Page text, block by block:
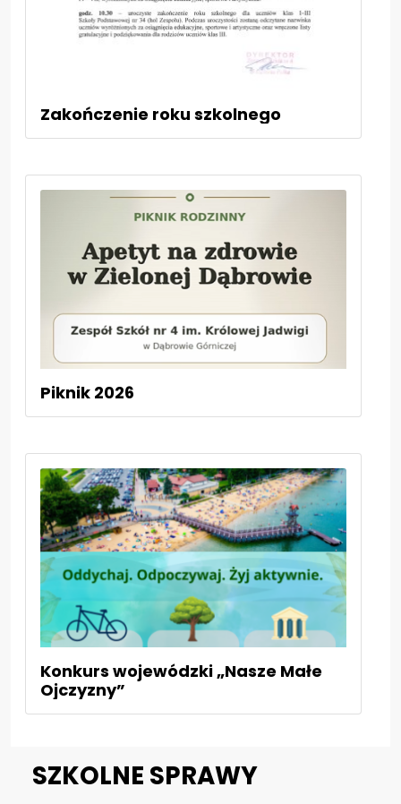
Zakończenie roku szkolnego
Piknik 2026
Konkurs wojewódzki „Nasze Małe
Ojczyzny”
SZKOLNE SPRAWY